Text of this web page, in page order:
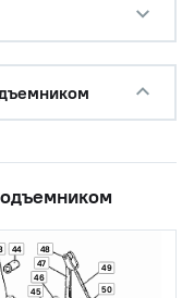
44
45
46
47
48
49
50